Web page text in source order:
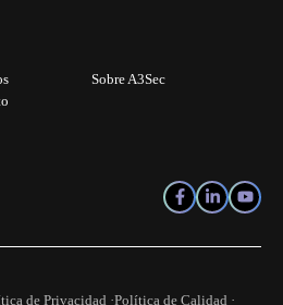
Sobre A3Sec
de Privacidad ·Política de Calidad ·